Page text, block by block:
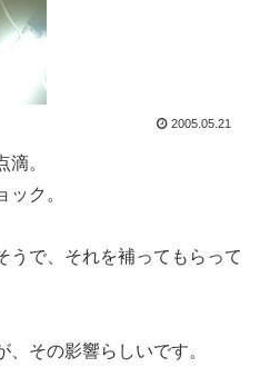
2005.05.21
。
ク。
うで、それを補ってもらって
その影響らしいです。